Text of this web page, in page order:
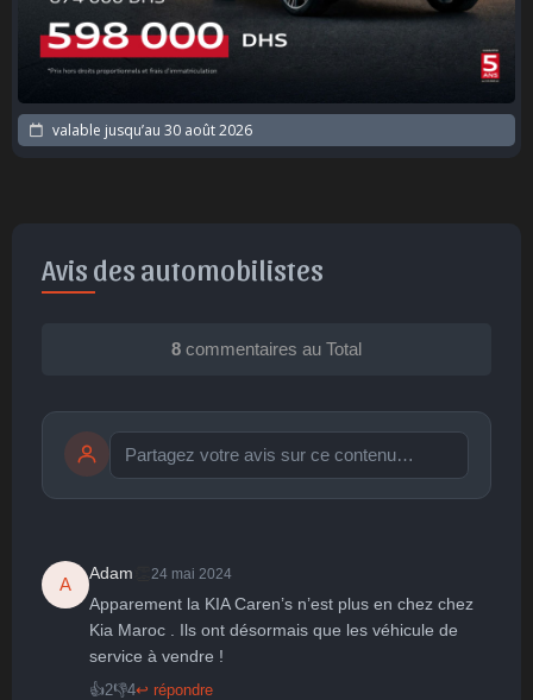
valable jusqu’au 30 août 2026
Avis des automobilistes
8 commentaires au Total
🤩
Parfait
👏
Bravo
😄 🙂 😐
😮 😞
publication immédiate Publier
A
Adam 24 mai 2024
Apparement la KIA Caren’s n’est plus en chez chez
Kia Maroc . Ils ont désormais que les véhicule de
service à vendre !
👍2👎4↩ répondre